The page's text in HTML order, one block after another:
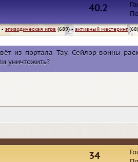
40.2
▪ эпизодическая игра (689)▪активный мастеринг(68)
из портала Тау. Сейлор-воины
уничтожить?
34